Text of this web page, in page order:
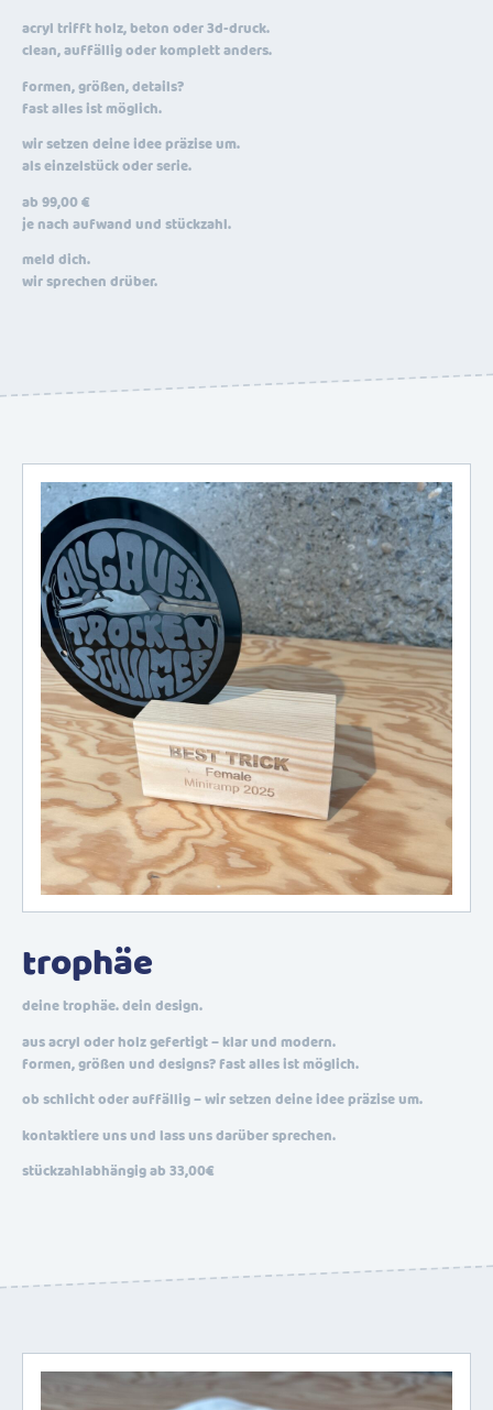
acryl trifft holz, beton oder 3d-druck.
clean, auffällig oder komplett anders.
formen, größen, details?
fast alles ist möglich.
wir setzen deine idee präzise um.
als einzelstück oder serie.
ab 99,00 €
je nach aufwand und stückzahl.
meld dich.
wir sprechen drüber.
trophäe
deine trophäe. dein design.
aus acryl oder holz gefertigt – klar und modern.
formen, größen und designs? fast alles ist möglich.
ob schlicht oder auffällig – wir setzen deine idee präzise um.
kontaktiere uns und lass uns darüber sprechen.
stückzahlabhängig ab 33,00€